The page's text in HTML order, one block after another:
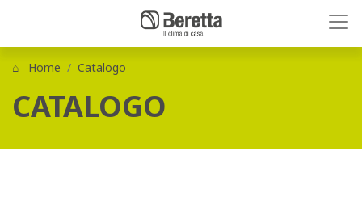
Home Catalogo
CATALOGO